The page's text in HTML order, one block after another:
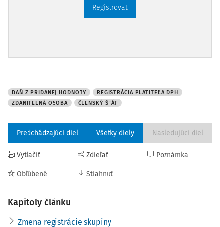
Registrovať
DAŇ Z PRIDANEJ HODNOTY
REGISTRÁCIA PLATITEĽA DPH
ZDANITEĽNÁ OSOBA
ČLENSKÝ ŠTÁT
Predchádzajúci diel Všetky diely Nasledujúci diel
Vytlačiť
Obľúbené
Zdieľať
Stiahnuť
Poznámka
Kapitoly článku
Zmena registrácie skupiny